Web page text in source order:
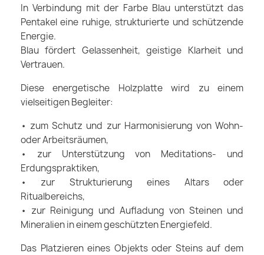
In Verbindung mit der Farbe Blau unterstützt das
Pentakel eine ruhige, strukturierte und schützende
Energie.
Blau fördert Gelassenheit, geistige Klarheit und
Vertrauen.
Diese energetische Holzplatte wird zu einem
vielseitigen Begleiter:
• zum Schutz und zur Harmonisierung von Wohn-
oder Arbeitsräumen,
• zur Unterstützung von Meditations- und
Erdungspraktiken,
• zur Strukturierung eines Altars oder
Ritualbereichs,
• zur Reinigung und Aufladung von Steinen und
Mineralien in einem geschützten Energiefeld.
Das Platzieren eines Objekts oder Steins auf dem